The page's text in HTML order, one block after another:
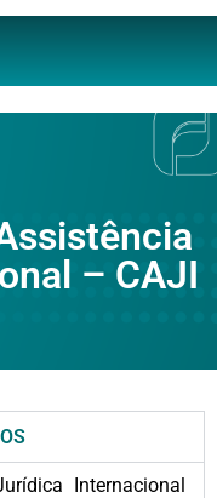
– CAJI
Internacional